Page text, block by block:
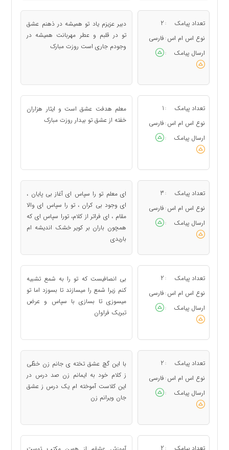
تعداد پیامک :
2
نوع اس ام اس : فارسی
ارسال پیامک
:
دبیر عزیزم یاد تو همیشه در ذهنم عشق
تو در قلبم و عطر مهربانت همیشه در
وجودم جاری است روزت مبارک
تعداد پیامک :
1
نوع اس ام اس : فارسی
ارسال پیامک
:
معلم هدفت عشق است و ایثار هزاران
خفته از عشق تو بیدار روزت مبارک
تعداد پیامک :
3
نوع اس ام اس : فارسی
ارسال پیامک
:
ای معلم تو را سپاس ای آغاز بی پایان ،
ای وجود بی کران ، تو را سپاس ای والا
مقام ، ای فراتر از کلام، تورا سپاس ای که
همچون باران بر کویر خشک اندیشه ام
باریدی
تعداد پیامک :
2
نوع اس ام اس : فارسی
ارسال پیامک
:
بی انصافیست که تو را به شمع تشبیه
کنم زیرا شمع را میسازند تا بسوزد اما تو
میسوزی تا بسازی با سپاس و عرض
تبریک فراوان
تعداد پیامک :
2
نوع اس ام اس : فارسی
ارسال پیامک
:
با این گچ عشق تخته ی جانم زن خطّی
ز کلام خود به ایمانم زن صد درس در
این کلاست آموخته ام یک درس ز عشق
جان ویرانم زن
: